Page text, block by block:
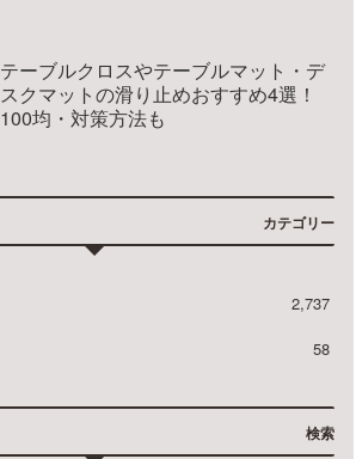
テーブルクロスやテーブルマット・デ
スクマットの滑り止めおすすめ4選！
100均・対策方法も
カテゴリー
2,737
58
検索